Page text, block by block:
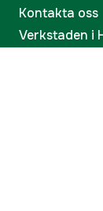
Kontakta oss
Verkstaden i